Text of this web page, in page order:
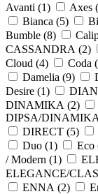
Avanti (1) Axes (
Bianca (5)
Bumble (8)
CASSANDRA (2)
Cloud (4) Coda (
Damelia (9)
Desire (1)
DINAMIKA (2)
DIPSA/
DIRECT (5)
Duo (1) Eco
/ Modern (1)
ELEGANCE/
ENNA (2)